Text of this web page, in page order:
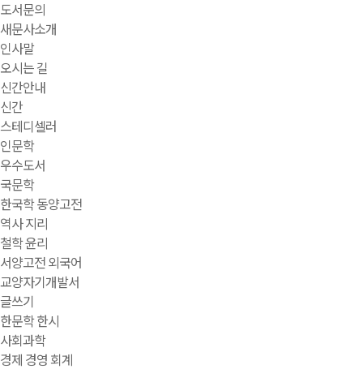
도서문의
새문사소개
인사말
오시는 길
신간안내
신간
스테디셀러
인문학
우수도서
국문학
한국학 동양고전
역사 지리
철학 윤리
서양고전 외국어
교양자기개발서
글쓰기
한문학 한시
사회과학
경제 경영 회계